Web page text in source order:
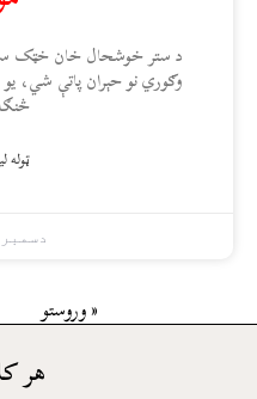
د ستر خوشحال خان خټک
وګوري نو حېران پاتې شي،
ټوله
دسمبر 14, 2021
« وروستو
هر